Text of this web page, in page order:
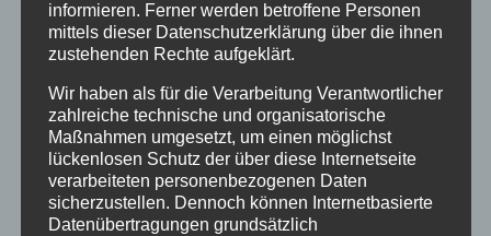
informieren. Ferner werden betroffene Personen
mittels dieser Datenschutzerklärung über die ihnen
zustehenden Rechte aufgeklärt.
Wir haben als für die Verarbeitung Verantwortlicher
zahlreiche technische und organisatorische
Maßnahmen umgesetzt, um einen möglichst
lückenlosen Schutz der über diese Internetseite
verarbeiteten personenbezogenen Daten
sicherzustellen. Dennoch können Internetbasierte
Datenübertragungen grundsätzlich